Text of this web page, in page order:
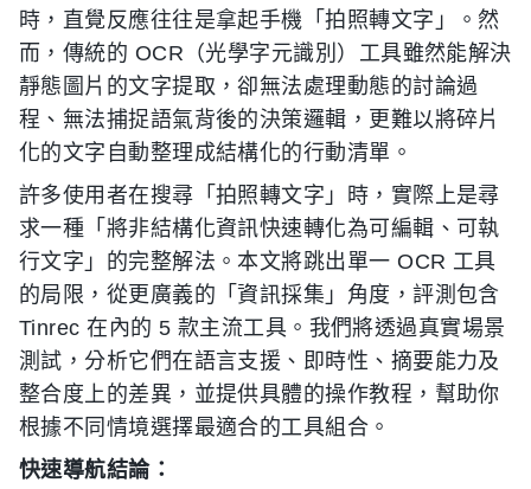
時，直覺反應往往是拿起手機「拍照轉文字」。然
而，傳統的 OCR（光學字元識別）工具雖然能解決
靜態圖片的文字提取，卻無法處理動態的討論過
程、無法捕捉語氣背後的決策邏輯，更難以將碎片
化的文字自動整理成結構化的行動清單。
許多使用者在搜尋「拍照轉文字」時，實際上是尋
求一種「將非結構化資訊快速轉化為可編輯、可執
行文字」的完整解法。本文將跳出單一 OCR 工具
的局限，從更廣義的「資訊採集」角度，評測包含
Tinrec 在內的 5 款主流工具。我們將透過真實場景
測試，分析它們在語言支援、即時性、摘要能力及
整合度上的差異，並提供具體的操作教程，幫助你
根據不同情境選擇最適合的工具組合。
快速導航結論：